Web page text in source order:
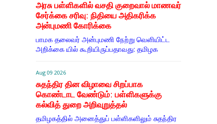
அரசு பள்ளிகளில் வசதி குறைவால் மாணவர்
சேர்க்கை சரிவு: நிதியை அதிகரிக்க
அன்புமணி கோரிக்கை
பாமக தலைவர் அன்புமணி நேற்று வெளியிட்ட
அறிக்கை யில் கூறியிருப்பதாவது: தமிழக
Aug 09 2026
சுதந்திர தின விழாவை சிறப்பாக
கொண்டாட வேண்டும்: பள்ளிகளுக்கு
கல்வித் துறை அறிவுறுத்தல்
தமிழகத்தில் அனைத்துப் பள்ளிகளிலும் சுதந்திர